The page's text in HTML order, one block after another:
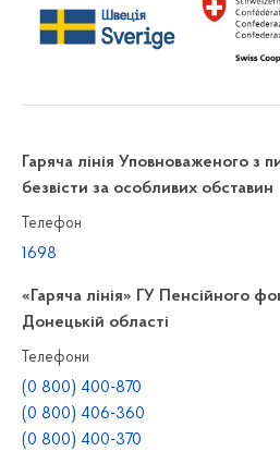
Гаряча лінія Уповноваженого з
безвісти за особливих обставин
Телефон
1698
«Гаряча лінія» ГУ Пенсійного
Донецькій області
Телефони
(0 800) 400-870
(0 800) 406-360
(0 800) 400-370